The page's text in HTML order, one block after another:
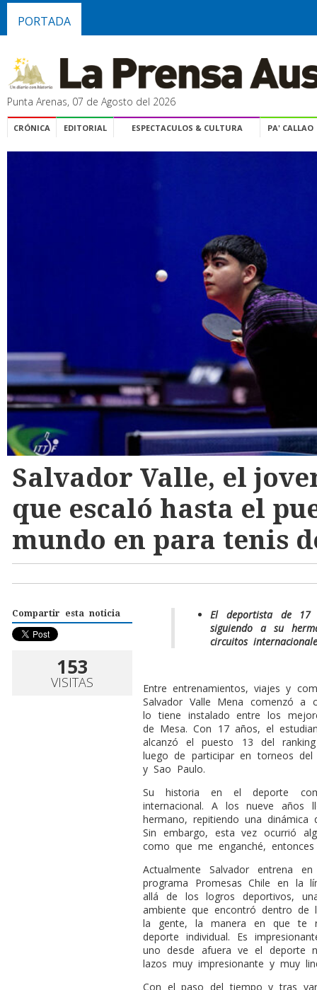
PORTADA
Punta Arenas, 07 de Agosto del 2026
CRÓNICA EDITORIAL ESPECTACULOS & CULTURA PA' CALLAO
Salvador Valle, el
que escaló hasta el
mundo en para tenis
Compartir esta noticia
153
VISITAS
El deportista de 17
siguiendo a su
circuitos
Entre entrenamientos, viajes y
Salvador Valle Mena comenzó a
lo tiene instalado entre los
de Mesa. Con 17 años, el
alcanzó el puesto 13 del
luego de participar en torneos del
y Sao Paulo.
Su historia en el deporte
internacional. A los nueve
hermano, repitiendo una
Sin embargo, esta vez ocurrió
como que me enganché,
Actualmente Salvador entrena
programa Promesas Chile en la
allá de los logros deportivos,
ambiente que encontró dentro de
la gente, la manera en que te
deporte individual. Es
uno desde afuera ve el deporte
lazos muy impresionante y muy
Con el paso del tiempo y tras